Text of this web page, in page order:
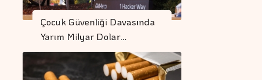
Çocuk Güvenliği Davasında
Yarım Milyar Dolar…
Cardif'te üst Düzey
Atama
Türkiye'de Her 4
Kişiden 3'ü İnternet
Bankacılığı